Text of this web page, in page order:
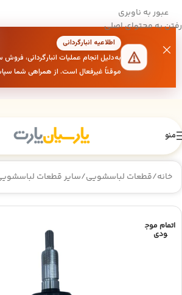
عبور به ناوبری
رفتن به محتوای اصلی
اطلاعیه انبارگردانی
به‌دلیل انجام عملیات انبارگردانی،
موقتاً غیرفعال است. از همراهی شما
منو
خانه/قطعات لباسشویی/سایر قطعات
اتمام موج
ودی